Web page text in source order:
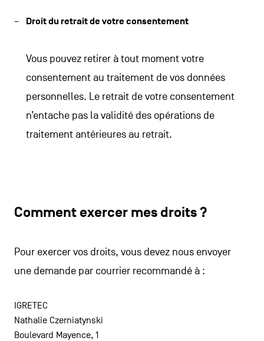
Droit du retrait de votre consentement
Vous pouvez retirer à tout moment votre
consentement au traitement de vos données
personnelles. Le retrait de votre consentement
n’entache pas la validité des opérations de
traitement antérieures au retrait.
Comment exercer mes droits ?
Pour exercer vos droits, vous devez nous envoyer
une demande par courrier recommandé à :
IGRETEC
Nathalie Czerniatynski
Boulevard Mayence, 1